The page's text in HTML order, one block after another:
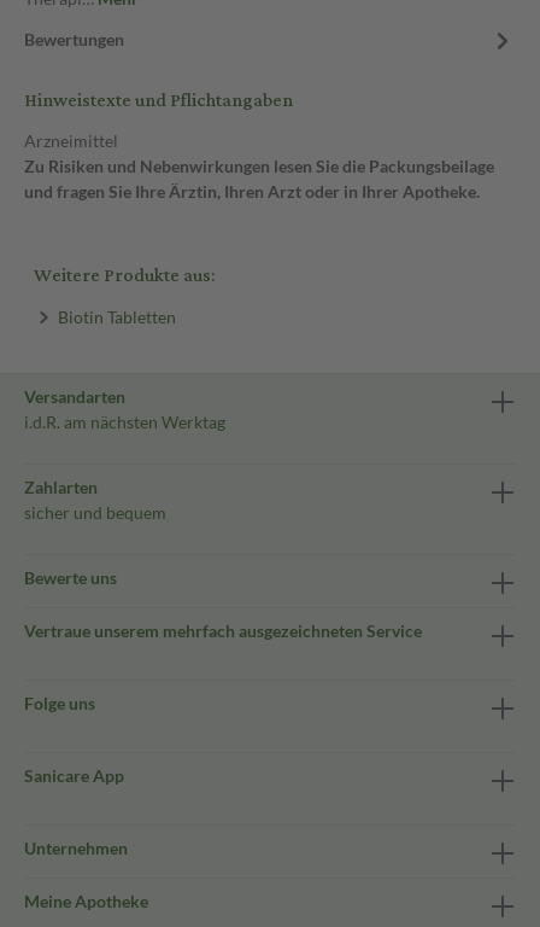
Bewertungen
Hinweistexte und Pflichtangaben
Arzneimittel
Zu Risiken und Nebenwirkungen lesen Sie die Packungsbeilage
und fragen Sie Ihre Ärztin, Ihren Arzt oder in Ihrer Apotheke.
Weitere Produkte aus:
Biotin Tabletten
Versandarten
i.d.R. am nächsten Werktag
Zahlarten
sicher und bequem
Bewerte uns
Vertraue unserem mehrfach ausgezeichneten Service
Folge uns
Sanicare App
Unternehmen
Meine Apotheke